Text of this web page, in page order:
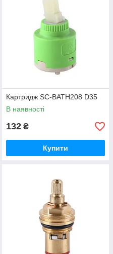
Картридж SC-BATH208 D35
В наявності
132 ₴
Купити